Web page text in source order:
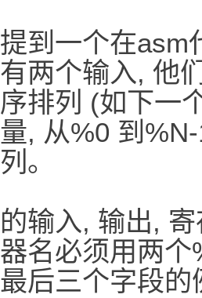
到一个在asm
两个输入, 他
排列 (如下一
, 从%0 到
。
输入, 输出,
名必须用两
后三个字段的